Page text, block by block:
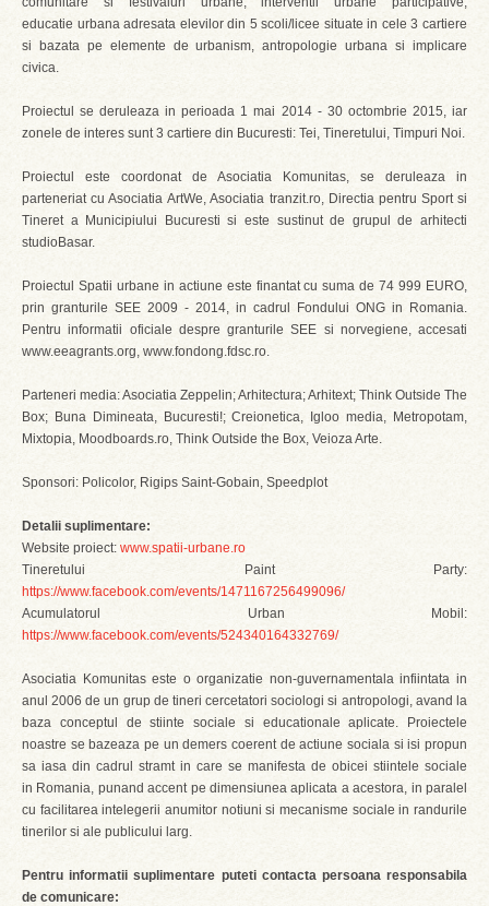
educatie urbana adresata elevilor din 5 scoli/licee situate in cele 3 cartiere
si bazata pe elemente de urbanism, antropologie urbana si implicare
civica.
Proiectul se deruleaza in perioada 1 mai 2014 - 30 octombrie 2015, iar
zonele de interes sunt 3 cartiere din Bucuresti: Tei, Tineretului, Timpuri Noi.
Proiectul este coordonat de Asociatia Komunitas, se deruleaza in
parteneriat cu Asociatia ArtWe, Asociatia tranzit.ro, Directia pentru Sport si
Tineret a Municipiului Bucuresti si este sustinut de grupul de arhitecti
studioBasar.
Proiectul Spatii urbane in actiune este finantat cu suma de 74 999 EURO,
prin granturile SEE 2009 - 2014, in cadrul Fondului ONG in Romania.
Pentru informatii oficiale despre granturile SEE si norvegiene, accesati
www.eeagrants.org, www.fondong.fdsc.ro.
Parteneri media: Asociatia Zeppelin; Arhitectura; Arhitext; Think Outside The
Box; Buna Dimineata, Bucuresti!; Creionetica, Igloo media, Metropotam,
Mixtopia, Moodboards.ro, Think Outside the Box, Veioza Arte.
Sponsori: Policolor, Rigips Saint-Gobain, Speedplot
Detalii suplimentare:
Website proiect: www.spatii-urbane.ro
Tineretului Paint Party:
https://www.facebook.com/events/1471167256499096/
Acumulatorul Urban Mobil:
https://www.facebook.com/events/524340164332769/
Asociatia Komunitas este o organizatie non-guvernamentala infiintata in
anul 2006 de un grup de tineri cercetatori sociologi si antropologi, avand la
baza conceptul de stiinte sociale si educationale aplicate. Proiectele
noastre se bazeaza pe un demers coerent de actiune sociala si isi propun
sa iasa din cadrul stramt in care se manifesta de obicei stiintele sociale
in Romania, punand accent pe dimensiunea aplicata a acestora, in paralel
cu facilitarea intelegerii anumitor notiuni si mecanisme sociale in randurile
tinerilor si ale publicului larg.
Pentru informatii suplimentare puteti contacta persoana responsabila
de comunicare: